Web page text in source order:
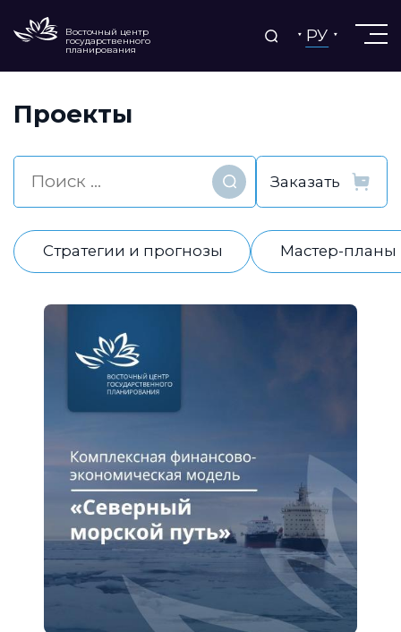
Восточный центр
государственного
планирования
РУ
Проекты
Найти
Стратегии и прогнозы Мастер-планы